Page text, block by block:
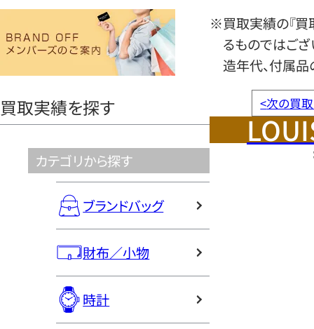
ヤ
買取実績を探す
カテゴリから探す
ブランドバッグ
財布／小物
時計
※買取実績の『買
るものではござ
造年代、付属品
<次の買